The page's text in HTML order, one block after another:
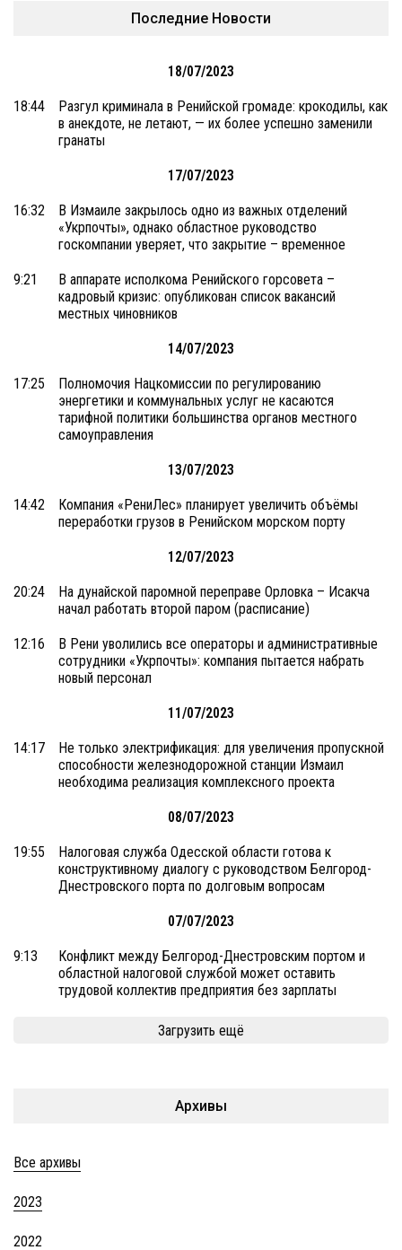
Последние Новости
18/07/2023
18:44
Разгул криминала в Ренийской громаде: крокодилы, как
в анекдоте, не летают, — их более успешно заменили
гранаты
17/07/2023
16:32
В Измаиле закрылось одно из важных отделений
«Укрпочты», однако областное руководство
госкомпании уверяет, что закрытие – временное
9:21
В аппарате исполкома Ренийского горсовета –
кадровый кризис: опубликован список вакансий
местных чиновников
14/07/2023
17:25
Полномочия Нацкомиссии по регулированию
энергетики и коммунальных услуг не касаются
тарифной политики большинства органов местного
самоуправления
13/07/2023
14:42
Компания «РениЛес» планирует увеличить объёмы
переработки грузов в Ренийском морском порту
12/07/2023
20:24
На дунайской паромной переправе Орловка – Исакча
начал работать второй паром (расписание)
12:16
В Рени уволились все операторы и административные
сотрудники «Укрпочты»: компания пытается набрать
новый персонал
11/07/2023
14:17
Не только электрификация: для увеличения пропускной
способности железнодорожной станции Измаил
необходима реализация комплексного проекта
08/07/2023
19:55
Налоговая служба Одесской области готова к
конструктивному диалогу с руководством Белгород-
Днестровского порта по долговым вопросам
07/07/2023
9:13
Конфликт между Белгород-Днестровским портом и
областной налоговой службой может оставить
трудовой коллектив предприятия без зарплаты
Загрузить ещё
Архивы
Все архивы
2023
2022